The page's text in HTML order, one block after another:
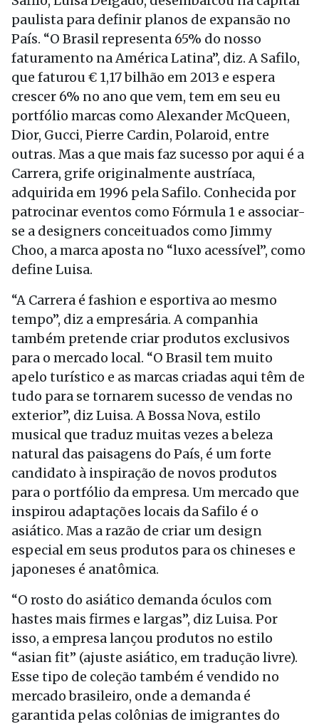
paulista para definir planos de expansão no
País. “O Brasil representa 65% do nosso
faturamento na América Latina”, diz. A Safilo,
que faturou € 1,17 bilhão em 2013 e espera
crescer 6% no ano que vem, tem em seu eu
portfólio marcas como Alexander McQueen,
Dior, Gucci, Pierre Cardin, Polaroid, entre
outras. Mas a que mais faz sucesso por aqui é a
Carrera, grife originalmente austríaca,
adquirida em 1996 pela Safilo. Conhecida por
patrocinar eventos como Fórmula 1 e associar-
se a designers conceituados como Jimmy
Choo, a marca aposta no “luxo acessível”, como
define Luisa.
“A Carrera é fashion e esportiva ao mesmo
tempo”, diz a empresária. A companhia
também pretende criar produtos exclusivos
para o mercado local. “O Brasil tem muito
apelo turístico e as marcas criadas aqui têm de
tudo para se tornarem sucesso de vendas no
exterior”, diz Luisa. A Bossa Nova, estilo
musical que traduz muitas vezes a beleza
natural das paisagens do País, é um forte
candidato à inspiração de novos produtos
para o portfólio da empresa. Um mercado que
inspirou adaptações locais da Safilo é o
asiático. Mas a razão de criar um design
especial em seus produtos para os chineses e
japoneses é anatômica.
“O rosto do asiático demanda óculos com
hastes mais firmes e largas”, diz Luisa. Por
isso, a empresa lançou produtos no estilo
“asian fit” (ajuste asiático, em tradução livre).
Esse tipo de coleção também é vendido no
mercado brasileiro, onde a demanda é
garantida pelas colônias de imigrantes do